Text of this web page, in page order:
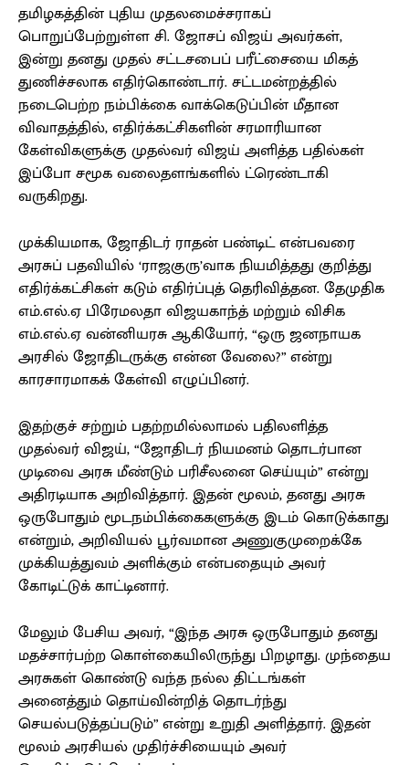
தமிழகத்தின் புதிய முதலமைச்சராகப்
பொறுப்பேற்றுள்ள சி. ஜோசப் விஜய் அவர்கள்,
இன்று தனது முதல் சட்டசபைப் பரீட்சையை மிகத்
துணிச்சலாக எதிர்கொண்டார். சட்டமன்றத்தில்
நடைபெற்ற நம்பிக்கை வாக்கெடுப்பின் மீதான
விவாதத்தில், எதிர்க்கட்சிகளின் சரமாரியான
கேள்விகளுக்கு முதல்வர் விஜய் அளித்த பதில்கள்
இப்போ சமூக வலைதளங்களில் ட்ரெண்டாகி
வருகிறது.
முக்கியமாக, ஜோதிடர் ராதன் பண்டிட் என்பவரை
அரசுப் பதவியில் ‘ராஜகுரு’வாக நியமித்தது குறித்து
எதிர்க்கட்சிகள் கடும் எதிர்ப்புத் தெரிவித்தன. தேமுதிக
எம்.எல்.ஏ பிரேமலதா விஜயகாந்த் மற்றும் விசிக
எம்.எல்.ஏ வன்னியரசு ஆகியோர், “ஒரு ஜனநாயக
அரசில் ஜோதிடருக்கு என்ன வேலை?” என்று
காரசாரமாகக் கேள்வி எழுப்பினர்.
இதற்குச் சற்றும் பதற்றமில்லாமல் பதிலளித்த
முதல்வர் விஜய், “ஜோதிடர் நியமனம் தொடர்பான
முடிவை அரசு மீண்டும் பரிசீலனை செய்யும்” என்று
அதிரடியாக அறிவித்தார். இதன் மூலம், தனது அரசு
ஒருபோதும் மூடநம்பிக்கைகளுக்கு இடம் கொடுக்காது
என்றும், அறிவியல் பூர்வமான அணுகுமுறைக்கே
முக்கியத்துவம் அளிக்கும் என்பதையும் அவர்
கோடிட்டுக் காட்டினார்.
மேலும் பேசிய அவர், “இந்த அரசு ஒருபோதும் தனது
மதச்சார்பற்ற கொள்கையிலிருந்து பிறழாது. முந்தைய
அரசுகள் கொண்டு வந்த நல்ல திட்டங்கள்
அனைத்தும் தொய்வின்றித் தொடர்ந்து
செயல்படுத்தப்படும்” என்று உறுதி அளித்தார். இதன்
மூலம் அரசியல் முதிர்ச்சியையும் அவர்